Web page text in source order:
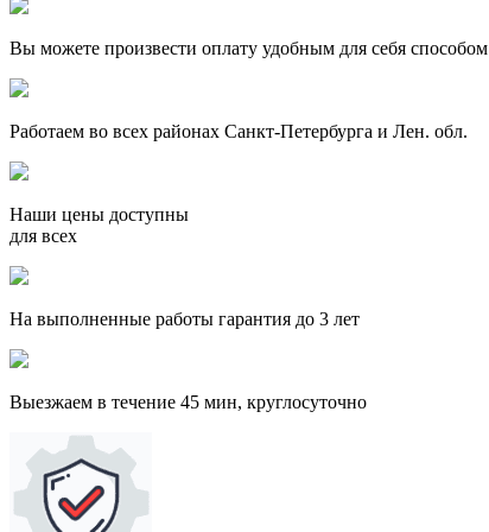
Вы можете произвести оплату удобным для себя способом
Работаем во всех районах Санкт-Петербурга и Лен. обл.
Наши цены доступны
для всех
На выполненные работы гарантия до 3 лет
Выезжаем в течение 45 мин, круглосуточно